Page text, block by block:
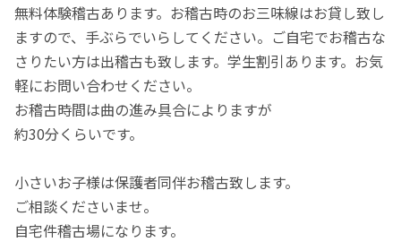
無料体験稽古あります。お稽古時のお三味線はお貸し致し
ますので、手ぶらでいらしてください。ご自宅でお稽古な
さりたい方は出稽古も致します。学生割引あります。お気
軽にお問い合わせください。
お稽古時間は曲の進み具合によりますが
約30分くらいです。
小さいお子様は保護者同伴お稽古致します。
ご相談くださいませ。
自宅件稽古場になります。